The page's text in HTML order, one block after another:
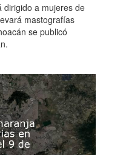
dirigido a mujeres de
mastografías
se publicó